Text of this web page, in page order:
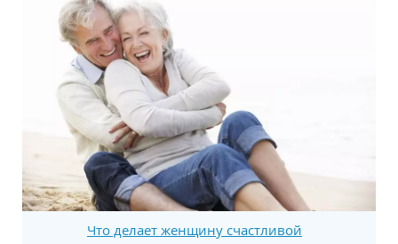
Что делает женщину счастливой